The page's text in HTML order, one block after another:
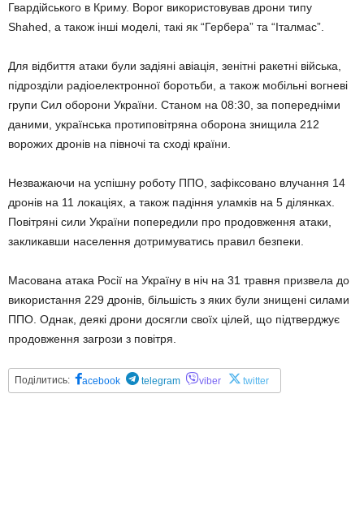
Гвардійського в Криму. Ворог використовував дрони типу
Shahed, а також інші моделі, такі як “Гербера” та “Італмас”.
Для відбиття атаки були задіяні авіація, зенітні ракетні війська,
підрозділи радіоелектронної боротьби, а також мобільні вогневі
групи Сил оборони України. Станом на 08:30, за попередніми
даними, українська протиповітряна оборона знищила 212
ворожих дронів на півночі та сході країни.
Незважаючи на успішну роботу ППО, зафіксовано влучання 14
дронів на 11 локаціях, а також падіння уламків на 5 ділянках.
Повітряні сили України попередили про продовження атаки,
закликавши населення дотримуватись правил безпеки.
Масована атака Росії на Україну в ніч на 31 травня призвела до
використання 229 дронів, більшість з яких були знищені силами
ППО. Однак, деякі дрони досягли своїх цілей, що підтверджує
продовження загрози з повітря.
Поділитись: acebook telegram viber twitter